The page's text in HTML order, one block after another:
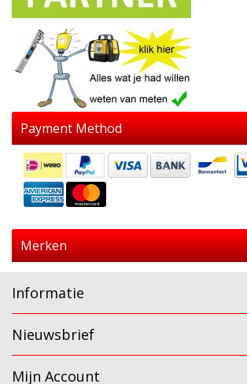
Payment Method
Merken
Informatie
Nieuwsbrief
Mijn Account